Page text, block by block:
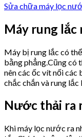
Sửa chữa máy lọc
Máy rung lắc
Máy bị rung lắc có
bằng phẳng.Cũng có
nên các ốc vít nối các
chắc chắn và rung lắc
Nước thải ra
Khi máy lọc nước ra